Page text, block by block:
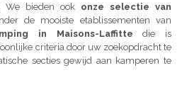
We bieden ook onze selectie van
de mooiste etablissementen van
in Maisons-Laffitte die is
criteria door uw zoekopdracht te
secties gewijd aan kamperen te